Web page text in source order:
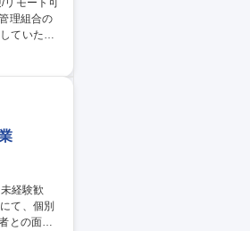
理組合の
ていただ